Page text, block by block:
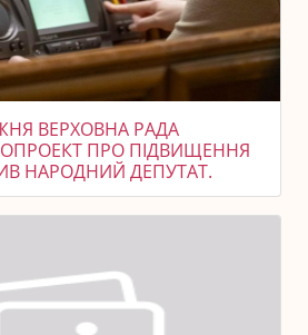
ВЕРХОВНА РАДА
ПРО ПІДВИЩЕННЯ
НАРОДНИЙ ДЕПУТАТ.